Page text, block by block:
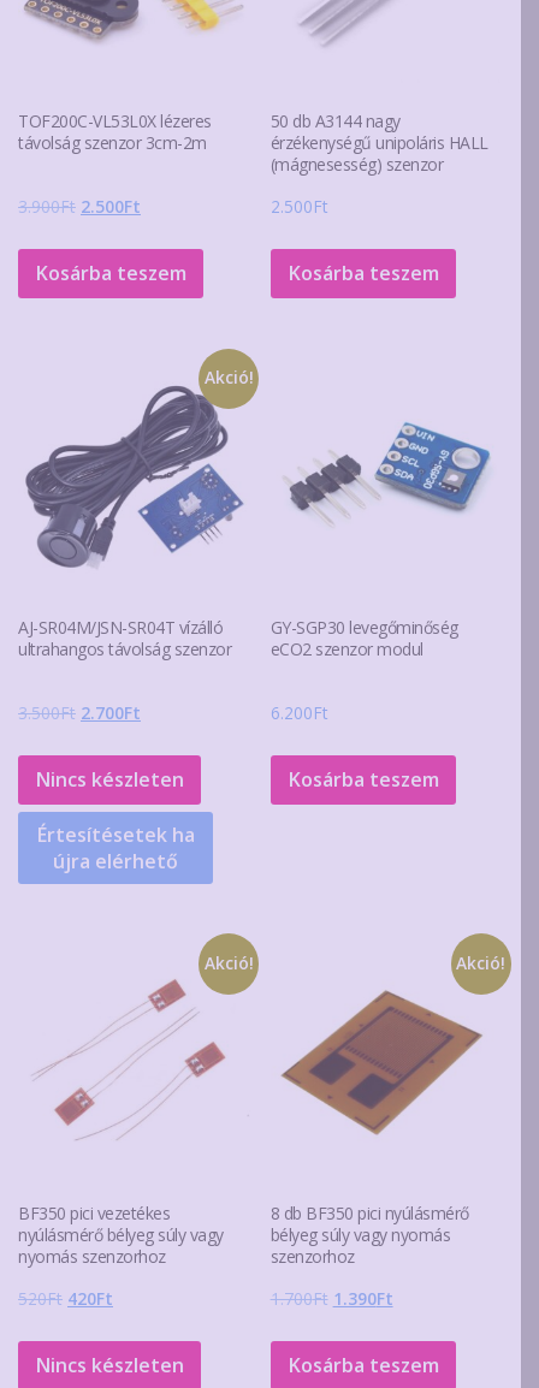
TOF200C-VL53L0X lézeres
távolság szenzor 3cm-2m
3.900Ft Original
was:
3.900Ft.
2.500Ft
is:
2.500Ft.
Kosárba teszem
50 db A3144 nagy
érzékenységű unipoláris HALL
(mágnesesség) szenzor
2.500Ft
Kosárba teszem
Akció!
AJ-SR04M/JSN-SR04T vízálló
ultrahangos távolság szenzor
3.500Ft Original
was:
3.500Ft.
2.700Ft
is:
2.700Ft.
Nincs készleten
Értesítésetek ha
újra elérhető
GY-SGP30 levegőminőség
eCO2 szenzor modul
6.200Ft
Kosárba teszem
Akció!
BF350 pici vezetékes
nyúlásmérő bélyeg súly vagy
nyomás szenzorhoz
520Ft Original
was:
420Ft
is:
Nincs készleten
Akció!
8 db BF350 pici nyúlásmérő
bélyeg súly vagy nyomás
szenzorhoz
1.700Ft Original
was:
1.390FtCurrent
is:
Kosárba teszem